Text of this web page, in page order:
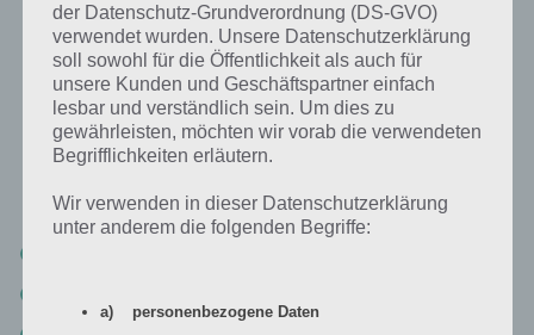
Kommen wir nun endlich zu den Lösungen von Survivor Zombie
Outbreak. Da das Spiel auch durch seinen Umfang begeistert, sind
natürlich mehrere Seiten an Lösungen zusammen gekommen.
Damit du aber trotzdem den Überblick behälst und schnell zur
gewünschten Lösung findest, haben wir dir hier erst einmal eine
Übersicht mit den verschiedenen Teilen unserer Lösung aufgestellt.
Hier die Übersicht der einzelnen Lösungen:
der Datenschutz-Grundverordnung (DS-GVO)
verwendet wurden. Unsere Datenschutzerklärung
soll sowohl für die Öffentlichkeit als auch für
unsere Kunden und Geschäftspartner einfach
lesbar und verständlich sein. Um dies zu
gewährleisten, möchten wir vorab die verwendeten
Begrifflichkeiten erläutern.
Wir verwenden in dieser Datenschutzerklärung
unter anderem die folgenden Begriffe:
a) personenbezogene Daten